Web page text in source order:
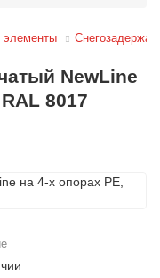
элементы
NewLine
8017